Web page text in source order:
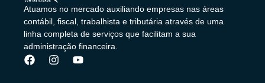
Atuamos no mercado auxiliando empresas nas áreas
contábil, fiscal, trabalhista e tributária através de uma
linha completa de serviços que facilitam a sua
administração financeira.